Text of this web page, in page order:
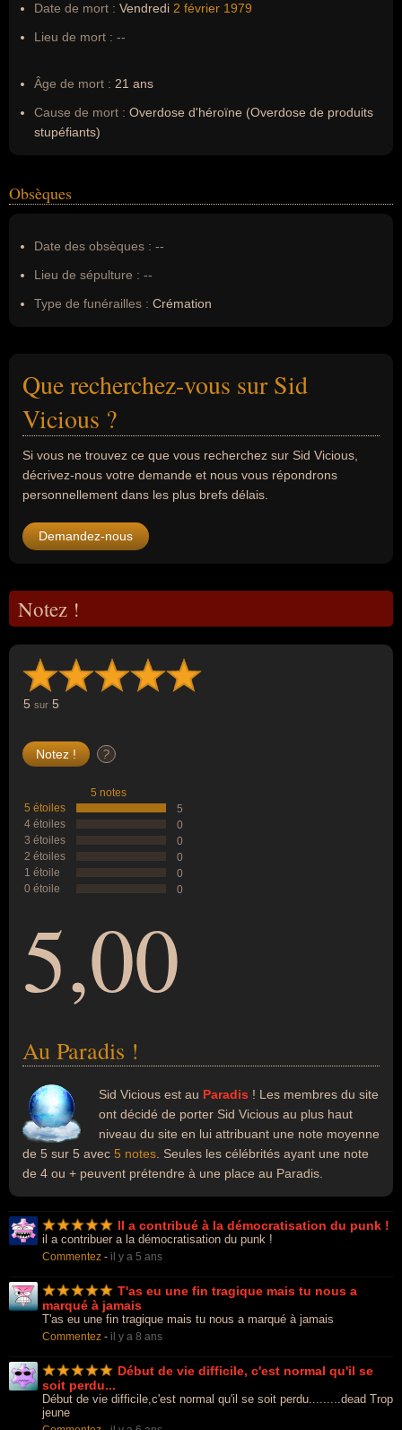
Date de mort : Vendredi 2 février 1979
Lieu de mort : --
Âge de mort : 21 ans
Cause de mort : Overdose d'héroïne (Overdose de produits
stupéfiants)
Obsèques
Date des obsèques : --
Lieu de sépulture : --
Type de funérailles : Crémation
Que recherchez-vous sur Sid
Vicious ?
Si vous ne trouvez ce que vous recherchez sur Sid Vicious,
décrivez-nous votre demande et nous vous répondrons
personnellement dans les plus brefs délais.
Demandez-nous
Notez !
5 sur 5
?
5 notes
5 étoiles
5
4 étoiles
0
3 étoiles
0
2 étoiles
0
1 étoile
0
0 étoile
0
5,00
Au Paradis !
Sid Vicious est au Paradis ! Les membres du site
ont décidé de porter Sid Vicious au plus haut
niveau du site en lui attribuant une note moyenne
de 5 sur 5 avec 5 notes . Seules les célébrités ayant une note
de 4 ou + peuvent prétendre à une place au Paradis.
Il a contribué à la démocratisation du punk !
il a contribuer a la démocratisation du punk !
Commentez - il y a 5 ans
T'as eu une fin tragique mais tu nous a
marqué à jamais
T'as eu une fin tragique mais tu nous a marqué à jamais
Commentez - il y a 8 ans
Début de vie difficile, c'est normal qu'il se
soit perdu...
Début de vie difficile,c'est normal qu'il se soit perdu.........dead Trop
jeune